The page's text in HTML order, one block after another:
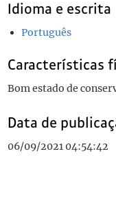
Idioma e escrita
Português
Características
Bom estado de
Data de
06/09/2021 04:54:42